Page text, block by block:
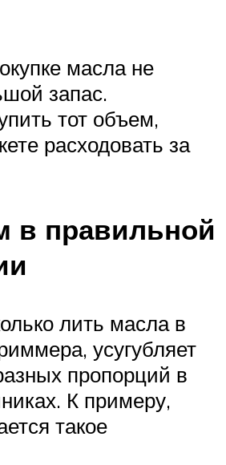
масла не
запас.
тот объем,
расходовать за
в правильной
лить масла в
усугубляет
пропорций в
К примеру,
такое